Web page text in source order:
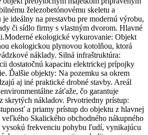
železobetónovému skeletu a
ideálny na prestavbu pre modernú výrobu,
či sídlo firmy s vlastným dvorom. Hlavné
ekologické vykurovanie: Objekt
ekologickou plynovou kotolňou, ktorá
náklady. Silná infraštruktúra:
dostatočnú kapacitu elektrickej prípojky
Ďalšie objekty: Na pozemku sa okrem
aj iné praktické drobné stavby. Areál
záťaže, čo garantuje
skrytých nákladov. Prvotriedny prístup:
a priamy prístup do objektu z hlavnej
Skalického obchodného nákupného
vysokú frekvenciu pohybu ľudí, vynikajúcu